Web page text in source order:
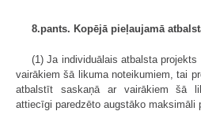
8.pants. Kopējā pieļaujamā
(1) Ja individuālais atbalsta
vairākiem šā likuma noteikumiem, tai
atbalstīt saskaņā ar vairākiem šā
attiecīgi paredzēto augstāko maksimāli